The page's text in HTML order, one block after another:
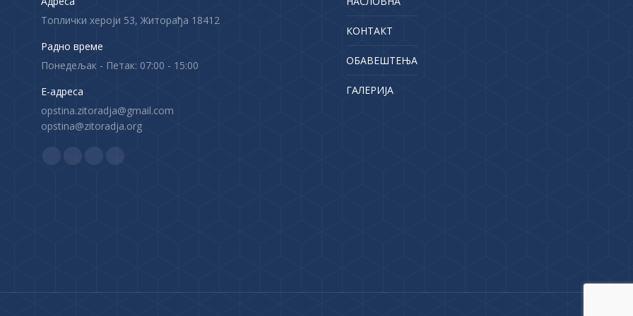
Топлички хероји 53, Житорађа 18412
Радно време
Понедељак - Петак: 07:00 - 15:00
Е-адреса
opstina.zitoradja@gmail.com
opstina@zitoradja.org
k
X
e
p
I
a
КОНТАКТ
ОБАВЕШТЕЊА
ГАЛЕРИЈА